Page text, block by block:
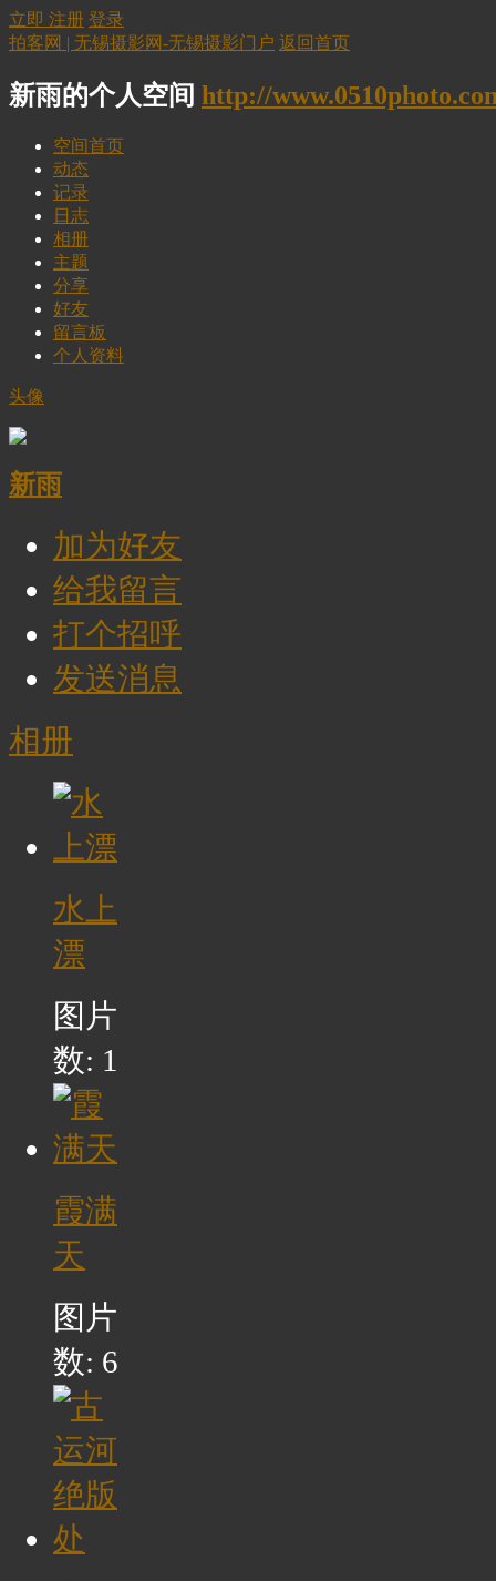
立即 注册 登录
拍客网 | 无锡摄影网-无锡摄影门户 返回首页
新雨的个人空间 http://
空间首页
动态
记录
日志
相册
主题
分享
好友
留言板
个人资料
头像
新雨
加为好友
给我留言
打个招呼
发送消息
相册
水上
漂
图片
数: 1
霞满
天
图片
数: 6